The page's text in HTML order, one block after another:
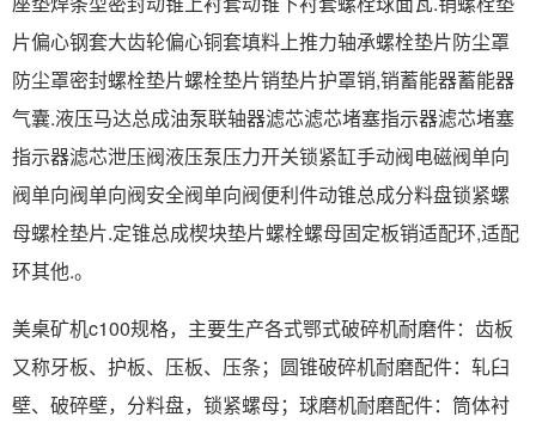
片偏心钢套大齿轮偏心铜套填料上推力轴承螺栓垫片防尘罩
防尘罩密封螺栓垫片螺栓垫片销垫片护罩销,销蓄能器蓄能器
气囊.液压马达总成油泵联轴器滤芯滤芯堵塞指示器滤芯堵塞
指示器滤芯泄压阀液压泵压力开关锁紧缸手动阀电磁阀单向
阀单向阀单向阀安全阀单向阀便利件动锥总成分料盘锁紧螺
母螺栓垫片.定锥总成楔块垫片螺栓螺母固定板销适配环,适配
环其他.。
美桌矿机c100规格，主要生产各式鄂式破碎机耐磨件：齿板
又称牙板、护板、压板、压条；圆锥破碎机耐磨配件：轧臼
壁、破碎壁，分料盘，锁紧螺母；球磨机耐磨配件：筒体衬